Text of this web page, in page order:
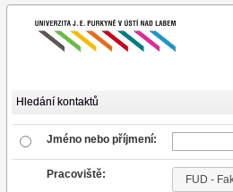
Hledání kontaktů
Jméno nebo příjmení:
Pracoviště: